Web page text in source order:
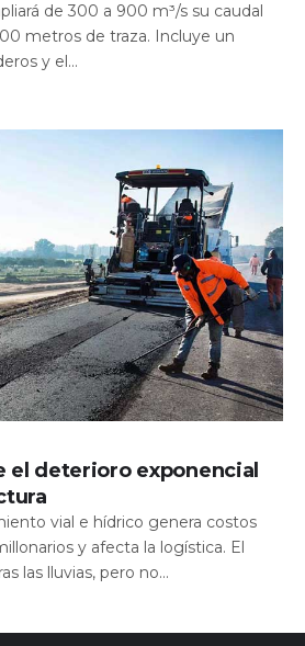
de 300 a 900 m³/s su caudal
metros de traza. Incluye un
y el...
el deterioro exponencial
vial e hídrico genera costos
y afecta la logística. El
las lluvias, pero no...